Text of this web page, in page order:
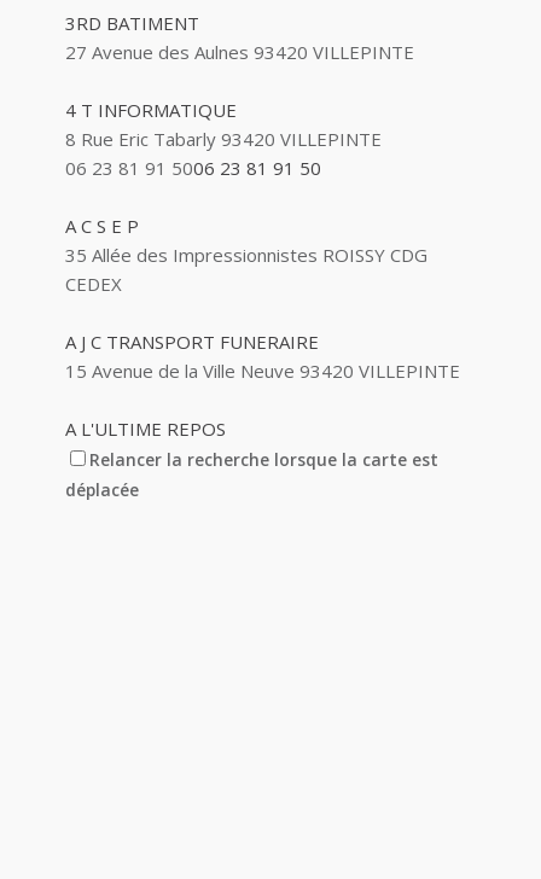
3RD BATIMENT
27 Avenue des Aulnes 93420 VILLEPINTE
4 T INFORMATIQUE
8 Rue Eric Tabarly 93420 VILLEPINTE
06 23 81 91 5006 23 81 91 50
A C S E P
35 Allée des Impressionnistes ROISSY CDG
CEDEX
A J C TRANSPORT FUNERAIRE
15 Avenue de la Ville Neuve 93420 VILLEPINTE
A L'ULTIME REPOS
5 Avenue Barbes 93420 VILLEPINTE
Relancer la recherche lorsque la carte est
déplacée